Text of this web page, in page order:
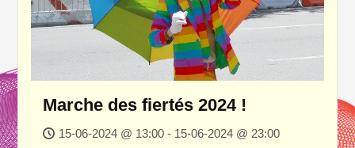
Marche des fiertés 2024 !
15-06-2024 @ 13:00 - 15-06-2024 @ 23:00